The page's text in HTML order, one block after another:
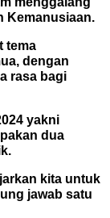
Kemanusiaan.
tema
dengan
rasa bagi
yakni
dua
kita untuk
jawab satu